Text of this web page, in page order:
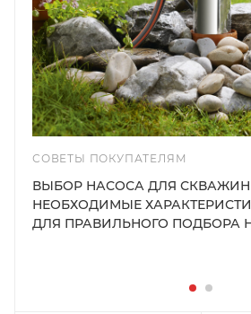
СОВЕТЫ ПОКУПАТЕЛЯМ
ВЫБОР НАСОСА ДЛЯ
НЕОБХОДИМЫЕ
ДЛЯ ПРАВИЛЬНОГО ПОДБОРА